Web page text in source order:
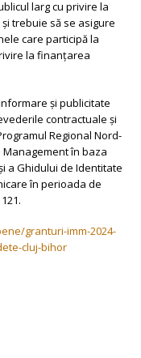
larg cu privire la
trebuie să se asigure
care participă la
la finanțarea
și publicitate
contractuale și
Regional Nord-
în baza
a Ghidului de Identitate
în perioada de
granturi-imm-2024-
cluj-bihor